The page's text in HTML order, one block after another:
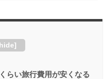
]
らい旅行費用が安くなる